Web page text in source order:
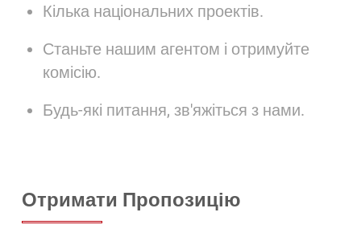
Кілька національних проектів.
Станьте нашим агентом і отримуйте
комісію.
Будь-які питання, зв'яжіться з нами.
Отримати Пропозицію